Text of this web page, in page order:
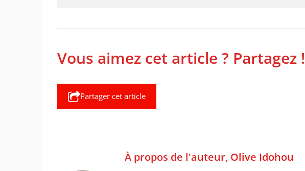
Vous aimez cet article ? Partagez !
Partager cet article
À propos de l'auteur, Olive Idohou